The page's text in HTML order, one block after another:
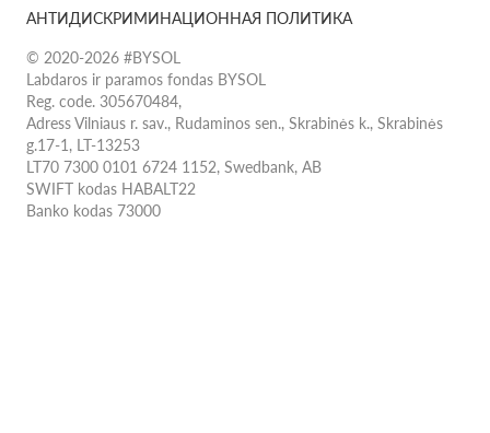
АНТИДИСКРИМИНАЦИОННАЯ ПОЛИТИКА
© 2020-2026 #BYSOL
Labdaros ir paramos fondas BYSOL
Reg. code. 305670484,
Adress Vilniaus r. sav., Rudaminos sen., Skrabinės k., Skrabinės
g.17-1, LT-13253
LT70 7300 0101 6724 1152, Swedbank, AB
SWIFT kodas HABALT22
Banko kodas 73000